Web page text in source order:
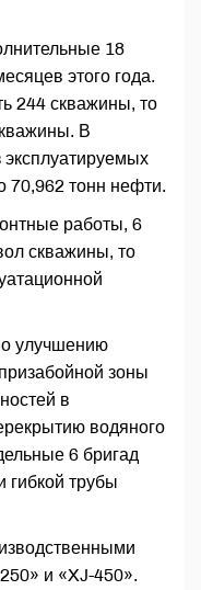
18
этого года.
244 скважины, то
В
эксплуатируемых
70,962 тонн нефти.
работы, 6
скважины, то
улучшению
зоны
в
водяного
6 бригад
трубы
и «XJ-450».